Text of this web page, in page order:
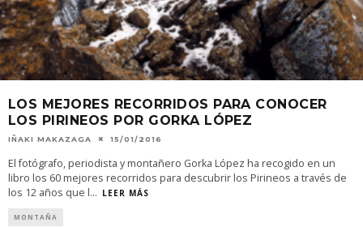
LOS MEJORES RECORRIDOS PARA CONOCER
LOS PIRINEOS POR GORKA LÓPEZ
IÑAKI MAKAZAGA 15/01/2016
El fotógrafo, periodista y montañero Gorka López ha recogido en un
libro los 60 mejores recorridos para descubrir los Pirineos a través de
los 12 años que l... LEER MÁS
MONTAÑA